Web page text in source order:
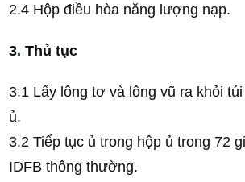
2.4 Hộp điều hòa năng lượng nạp.
3. Thủ tục
3.1 Lấy lông tơ và lông vũ ra khỏi
ủ.
3.2 Tiếp tục ủ trong hộp ủ trong 72
IDFB thông thường.